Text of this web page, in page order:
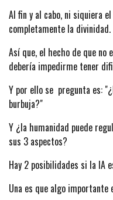
Al fin y al cabo, ni siquiera
completamente la divinidad.
Así que, el hecho de que no
debería impedirme tener
Y por ello se pregunta es:
burbuja?"
Y ¿la humanidad puede
sus 3 aspectos?
Hay 2 posibilidades si la IA
Una es que algo importante